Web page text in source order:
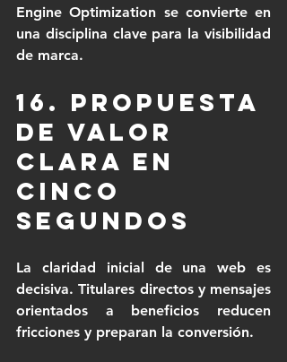
Engine Optimization se convierte en
una disciplina clave para la visibilidad
de marca.
16. Propuesta
de valor
clara en
cinco
segundos
La claridad inicial de una web es
decisiva. Titulares directos y mensajes
orientados a beneficios reducen
fricciones y preparan la conversión.